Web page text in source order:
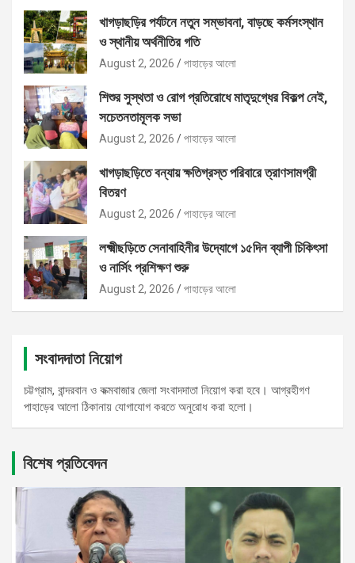
খাগড়াছড়ির পর্যটনে নতুন সম্ভাবনা, বাড়ছে কর্মসংস্থান
ও স্থানীয় অর্থনীতির গতি
August 2, 2026 পাহাড়ের আলো
শিশুর সুস্থতা ও রোগ প্রতিরোধে মাতৃদুগ্ধের বিকল্প নেই,
সচেতনতামূলক সভা
August 2, 2026 পাহাড়ের আলো
খাগড়াছড়িতে বন্যায় ক্ষতিগ্রস্ত পরিবারে ত্রাণসামগ্রী
বিতরণ
August 2, 2026 পাহাড়ের আলো
লক্ষ্মীছড়িতে সেনাবাহিনীর উদ্যোগে ১৫দিন ব্যাপী চিকিৎসা
ও নার্সিং প্রশিক্ষণ শুরু
August 2, 2026 পাহাড়ের আলো
সংবাদদাতা নিয়োগ
চট্টগ্রাম, বান্দরবান ও কক্মবাজার জেলা সংবাদদাতা নিয়োগ করা হবে। আগ্রহীগণ
পাহাড়ের আলো ঠিকানায় যোগাযোগ করতে অনুরোধ করা হলো।
বিশেষ প্রতিবেদন